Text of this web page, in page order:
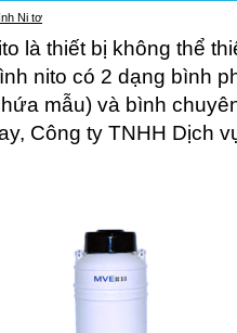
Ni tơ
là thiết bị không thể
nito có 2 dạng bình
mẫu) và bình
Công ty TNHH Dịch